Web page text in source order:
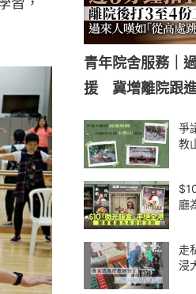
青年院舍服務｜
援 冀增離院跟
爭
教
廳
走
浸